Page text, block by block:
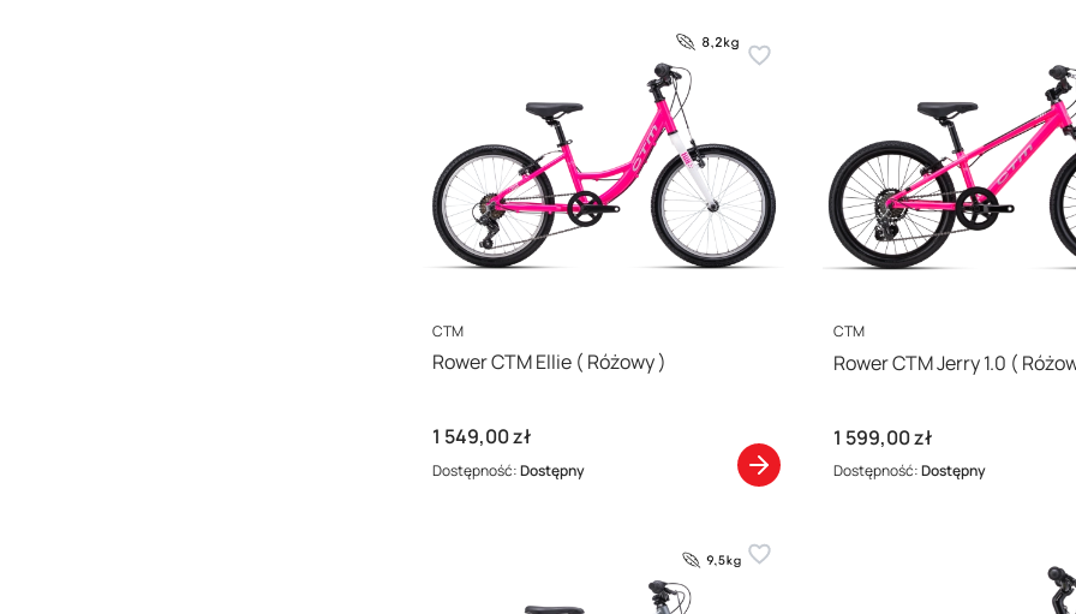
PRODUCENT
CTM
Rower CTM Ellie ( Różowy )
Cena
1 549,00 zł
Dostępność:Dostępny
PRODUCENT
CTM
Rower CTM Jerry 1.0
Cena
1 599,00 zł
Dostępność:Dostępny